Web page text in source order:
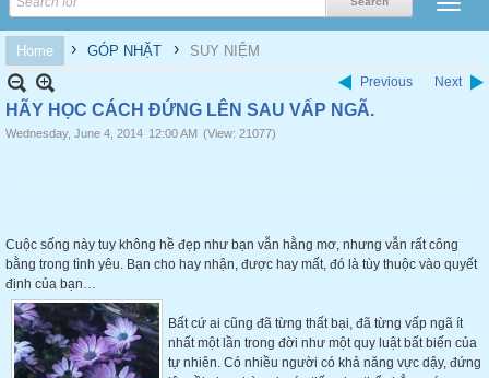
Home › GÓP NHẶT › SUY NIỆM
Previous Next
HÃY HỌC CÁCH ĐỨNG LÊN SAU VẤP NGÃ.
Wednesday, June 4, 2014 12:00 AM (View: 21077)
Cuộc sống này tuy không hề đẹp như bạn vẫn hằng mơ, nhưng vẫn rất công
bằng trong tình yêu. Bạn cho hay nhận, được hay mất, đó là tùy thuộc vào quyết
định của bạn…
Bất cứ ai cũng đã từng thất bại, đã từng vấp ngã ít
nhất một lần trong đời như một quy luật bất biến của
tự nhiên. Có nhiều người có khả năng vực dậy, đứng